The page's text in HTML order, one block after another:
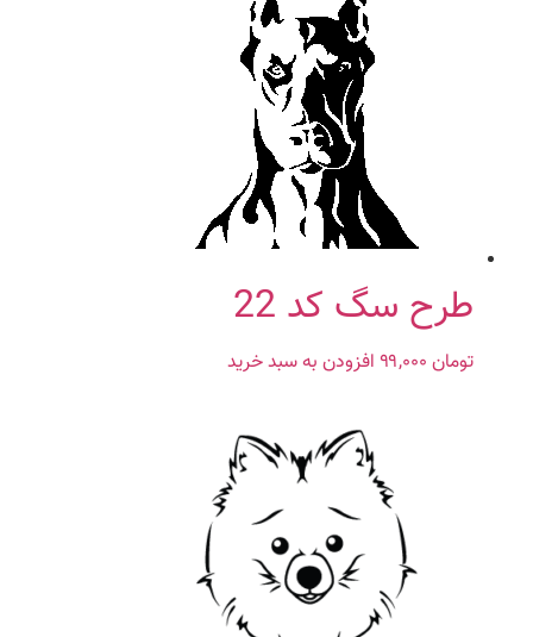
طرح سگ کد 22
تومان افزودن به سبد خرید